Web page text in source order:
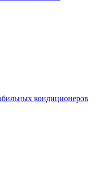
кондиционеров